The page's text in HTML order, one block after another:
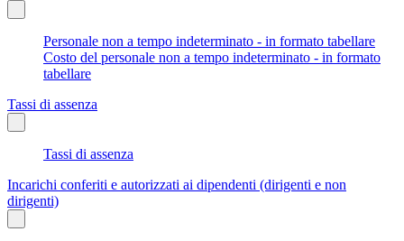
Personale non a tempo indeterminato - in formato tabellare
Costo del personale non a tempo indeterminato - in formato
tabellare
Tassi di assenza
Tassi di assenza
Incarichi conferiti e autorizzati ai dipendenti (dirigenti e non
dirigenti)